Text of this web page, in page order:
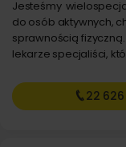
Jesteśmy
do osób aktywnych,
sprawnością
lekarze specjaliści,
22 626